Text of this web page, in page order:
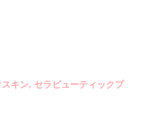
スキン, セラピューティックプ